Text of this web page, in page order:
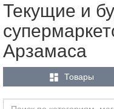
Текущие и
Арзамаса
 Товары